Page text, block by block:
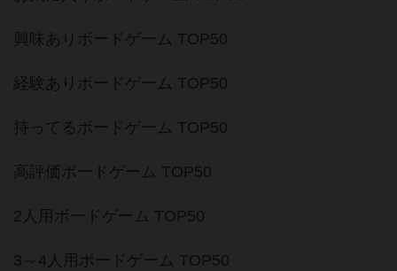
興味ありボードゲーム TOP50
経験ありボードゲーム TOP50
持ってるボードゲーム TOP50
高評価ボードゲーム TOP50
2人用ボードゲーム TOP50
3～4人用ボードゲーム TOP50